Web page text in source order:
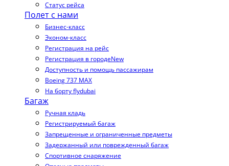
Статус рейса
Полет с нами
Бизнес-класс
Эконом-класс
Регистрация на рейс
Регистрация в городеNew
Доступность и помощь пассажирам
Boeing 737 MAX
На борту flydubai
Багаж
Ручная кладь
Регистрируемый багаж
Запрещенные и ограниченные предметы
Задержанный или поврежденный багаж
Спортивное снаряжение